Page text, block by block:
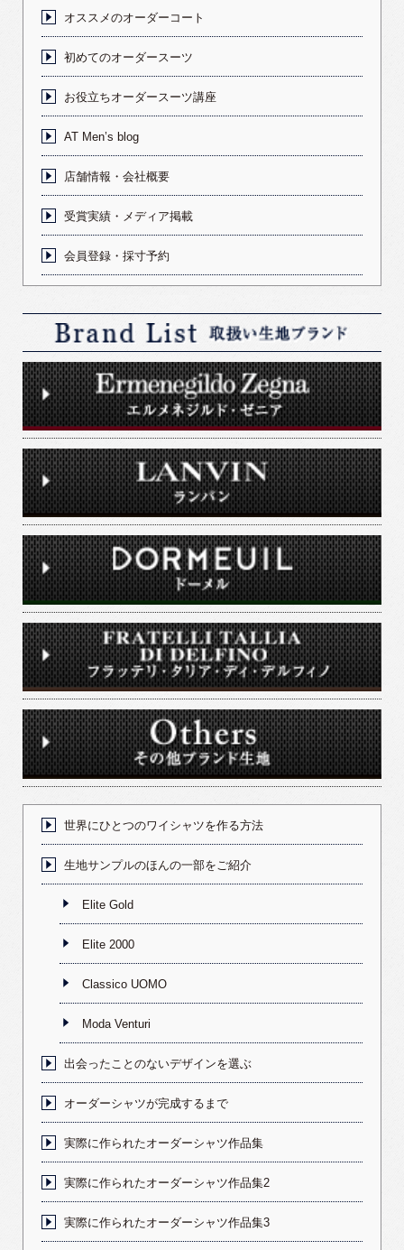
オススメのオーダーコート
初めてのオーダースーツ
お役立ちオーダースーツ講座
AT Men’s blog
店舗情報・会社概要
受賞実績・メディア掲載
会員登録・採寸予約
世界にひとつのワイシャツを作る方法
生地サンプルのほんの一部をご紹介
Elite Gold
Elite 2000
Classico UOMO
Moda Venturi
出会ったことのないデザインを選ぶ
オーダーシャツが完成するまで
実際に作られたオーダーシャツ作品集
実際に作られたオーダーシャツ作品集2
実際に作られたオーダーシャツ作品集3